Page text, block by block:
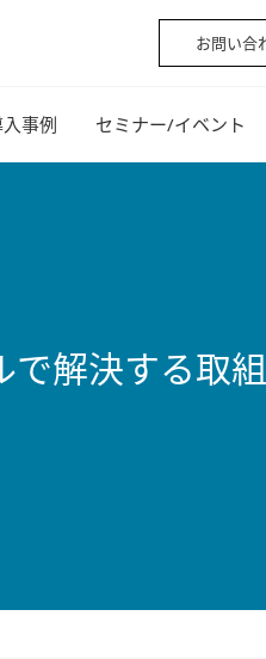
お問い合
事例 セミナー/イベント
解決する取